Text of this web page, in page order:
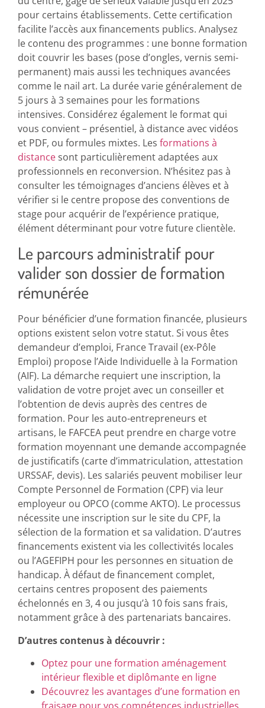
pour certains établissements. Cette certification
facilite l’accès aux financements publics. Analysez
le contenu des programmes : une bonne formation
doit couvrir les bases (pose d’ongles, vernis semi-
permanent) mais aussi les techniques avancées
comme le nail art. La durée varie généralement de
5 jours à 3 semaines pour les formations
intensives. Considérez également le format qui
vous convient – présentiel, à distance avec vidéos
et PDF, ou formules mixtes. Les formations à
distance sont particulièrement adaptées aux
professionnels en reconversion. N’hésitez pas à
consulter les témoignages d’anciens élèves et à
vérifier si le centre propose des conventions de
stage pour acquérir de l’expérience pratique,
élément déterminant pour votre future clientèle.
Le parcours administratif pour
valider son dossier de formation
rémunérée
Pour bénéficier d’une formation financée, plusieurs
options existent selon votre statut. Si vous êtes
demandeur d’emploi, France Travail (ex-Pôle
Emploi) propose l’Aide Individuelle à la Formation
(AIF). La démarche requiert une inscription, la
validation de votre projet avec un conseiller et
l’obtention de devis auprès des centres de
formation. Pour les auto-entrepreneurs et
artisans, le FAFCEA peut prendre en charge votre
formation moyennant une demande accompagnée
de justificatifs (carte d’immatriculation, attestation
URSSAF, devis). Les salariés peuvent mobiliser leur
Compte Personnel de Formation (CPF) via leur
employeur ou OPCO (comme AKTO). Le processus
nécessite une inscription sur le site du CPF, la
sélection de la formation et sa validation. D’autres
financements existent via les collectivités locales
ou l’AGEFIPH pour les personnes en situation de
handicap. À défaut de financement complet,
certains centres proposent des paiements
échelonnés en 3, 4 ou jusqu’à 10 fois sans frais,
notamment grâce à des partenariats bancaires.
D’autres contenus à découvrir :
Optez pour une formation aménagement
intérieur flexible et diplômante en ligne
Découvrez les avantages d’une formation en